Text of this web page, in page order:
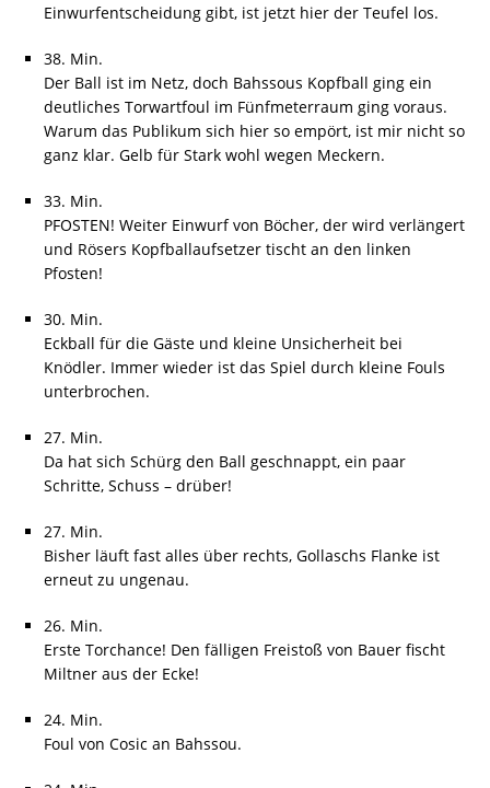
Einwurfentscheidung gibt, ist jetzt hier der Teufel los.
38. Min.
Der Ball ist im Netz, doch Bahssous Kopfball ging ein
deutliches Torwartfoul im Fünfmeterraum ging voraus.
Warum das Publikum sich hier so empört, ist mir nicht so
ganz klar. Gelb für Stark wohl wegen Meckern.
33. Min.
PFOSTEN! Weiter Einwurf von Böcher, der wird verlängert
und Rösers Kopfballaufsetzer tischt an den linken
Pfosten!
30. Min.
Eckball für die Gäste und kleine Unsicherheit bei
Knödler. Immer wieder ist das Spiel durch kleine Fouls
unterbrochen.
27. Min.
Da hat sich Schürg den Ball geschnappt, ein paar
Schritte, Schuss – drüber!
27. Min.
Bisher läuft fast alles über rechts, Gollaschs Flanke ist
erneut zu ungenau.
26. Min.
Erste Torchance! Den fälligen Freistoß von Bauer fischt
Miltner aus der Ecke!
24. Min.
Foul von Cosic an Bahssou.